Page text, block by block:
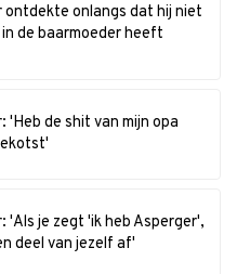
ontdekte onlangs dat hij niet
de baarmoeder heeft
'Heb de shit van mijn opa
'Als je zegt 'ik heb Asperger',
deel van jezelf af'